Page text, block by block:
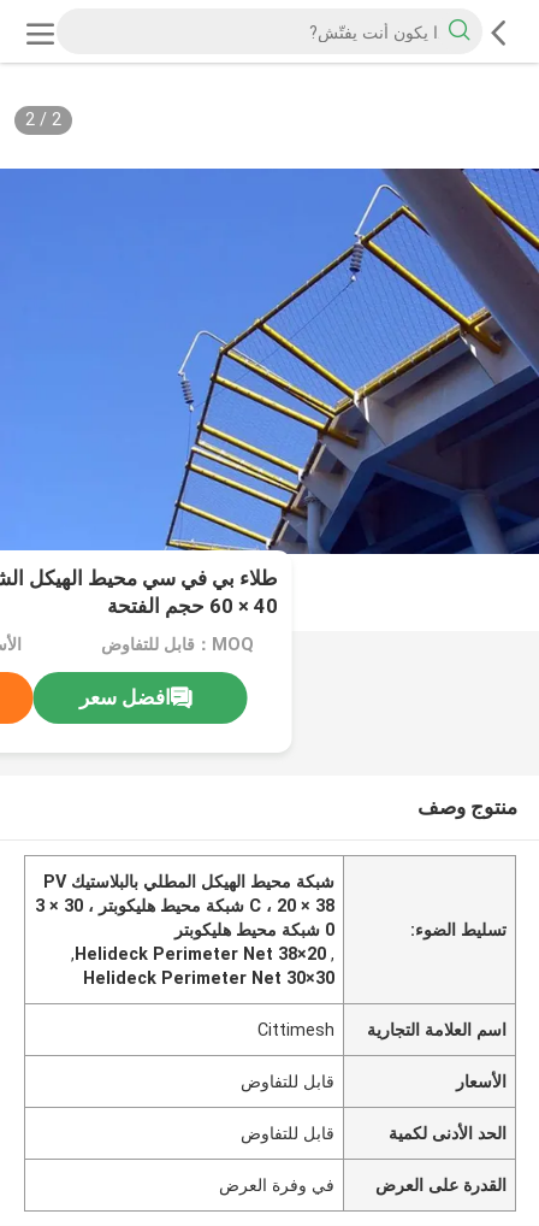
2
/
2
40 × 60 حجم الفتحة
MOQ：قابل للتفاوض
افضل سعر
منتوج وصف
تسليط الضوء:
شبكة محيط الهيكل المطلي بالبلاستيك PV
C ، 20 × 38 شبكة محيط هليكوبتر ، 30 × 3
0 شبكة محيط هليكوبتر
,
20×38 Helideck Perimeter Net
,
30×30 Helideck Perimeter Net
اسم العلامة التجارية Cittimesh
الأسعار قابل للتفاوض
الحد الأدنى لكمية قابل للتفاوض
القدرة على العرض في وفرة العرض